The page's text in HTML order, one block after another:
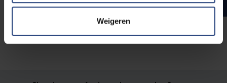
Weigeren
Totaal aantal studiepunten 120